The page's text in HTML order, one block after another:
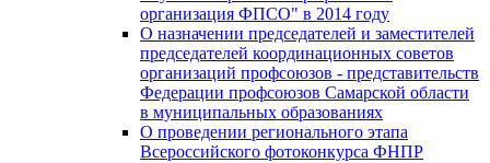
организация ФПСО" в 2014 году
О назначении председателей и заместителей
председателей координационных советов
организаций профсоюзов - представительств
Федерации профсоюзов Самарской области
в муниципальных образованиях
О проведении регионального этапа
Всероссийского фотоконкурса ФНПР